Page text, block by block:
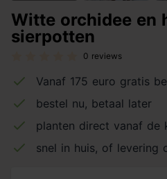
Witte orchidee en
sierpotten
0 reviews
Vanaf 175 euro gratis
bestel nu, betaal later
planten direct vanaf de
snel in huis, of levering